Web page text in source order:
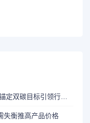
全链条创新激活产业新动能 亿纬锂能锚定双碳目标引领行业变革
失衡推高产品价格